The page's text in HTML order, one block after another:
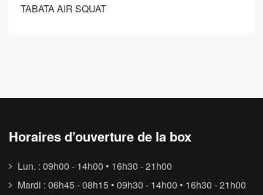
TABATA AIR SQUAT
Horaires d’ouverture de la box
Lun. : 09h00 - 14h00 • 16h30 - 21h00
Mardi : 06h45 - 08h15 • 09h30 - 14h00 • 16h30 - 21h00